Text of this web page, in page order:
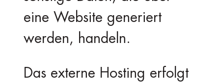
eine Website generiert
werden, handeln.
Das externe Hosting erfolgt